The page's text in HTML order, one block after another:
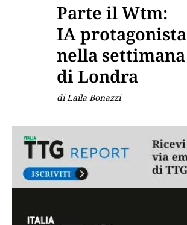
Parte il Wtm:
IA protagonista
nella settimana
di Londra
di Laila Bonazzi